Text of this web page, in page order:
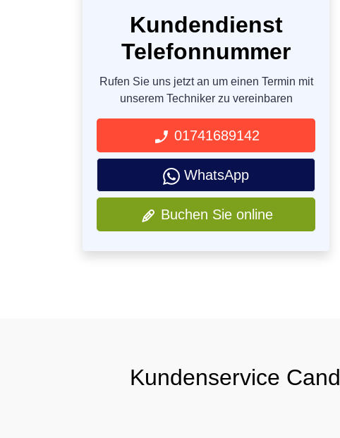
Kundendienst
Telefonnummer
Rufen Sie uns jetzt an um einen Termin mit
unserem Techniker zu vereinbaren
01741689142
WhatsApp
Buchen Sie online
Kundenservice